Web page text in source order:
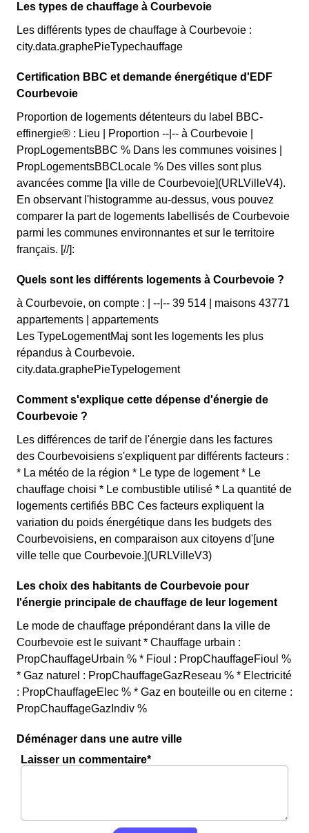
Les types de chauffage à Courbevoie
Les différents types de chauffage à Courbevoie :
city.data.graphePieTypechauffage
Certification BBC et demande énergétique d'EDF
Courbevoie
Proportion de logements détenteurs du label BBC-
effinergie® : Lieu | Proportion --|-- à Courbevoie |
PropLogementsBBC % Dans les communes voisines |
PropLogementsBBCLocale % Des villes sont plus
avancées comme [la ville de Courbevoie](URLVilleV4).
En observant l'histogramme au-dessus, vous pouvez
comparer la part de logements labellisés de Courbevoie
parmi les communes environnantes et sur le territoire
français. [//]:
Quels sont les différents logements à Courbevoie ?
à Courbevoie, on compte : | --|-- 39 514 | maisons 43771
appartements | appartements
Les TypeLogementMaj sont les logements les plus
répandus à Courbevoie.
city.data.graphePieTypelogement
Comment s'explique cette dépense d'énergie de
Courbevoie ?
Les différences de tarif de l'énergie dans les factures
des Courbevoisiens s'expliquent par différents facteurs :
* La météo de la région * Le type de logement * Le
chauffage choisi * Le combustible utilisé * La quantité de
logements certifiés BBC Ces facteurs expliquent la
variation du poids énergétique dans les budgets des
Courbevoisiens, en comparaison aux citoyens d'[une
ville telle que Courbevoie.](URLVilleV3)
Les choix des habitants de Courbevoie pour
l'énergie principale de chauffage de leur logement
Le mode de chauffage prépondérant dans la ville de
Courbevoie est le suivant * Chauffage urbain :
PropChauffageUrbain % * Fioul : PropChauffageFioul %
* Gaz naturel : PropChauffageGazReseau % * Electricité
: PropChauffageElec % * Gaz en bouteille ou en citerne :
PropChauffageGazIndiv %
Déménager dans une autre ville
Laisser un commentaire*